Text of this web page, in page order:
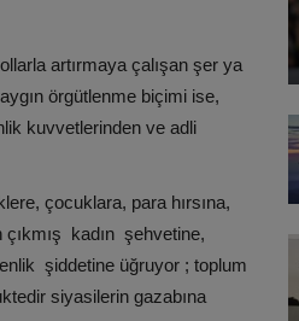
artırmaya çalışan şer ya
örgütlenme biçimi ise,
kuvvetlerinden ve adli
çocuklara, para hırsına,
çıkmış kadın şehvetine,
şiddetine üğruyor ; toplum
siyasilerin gazabına